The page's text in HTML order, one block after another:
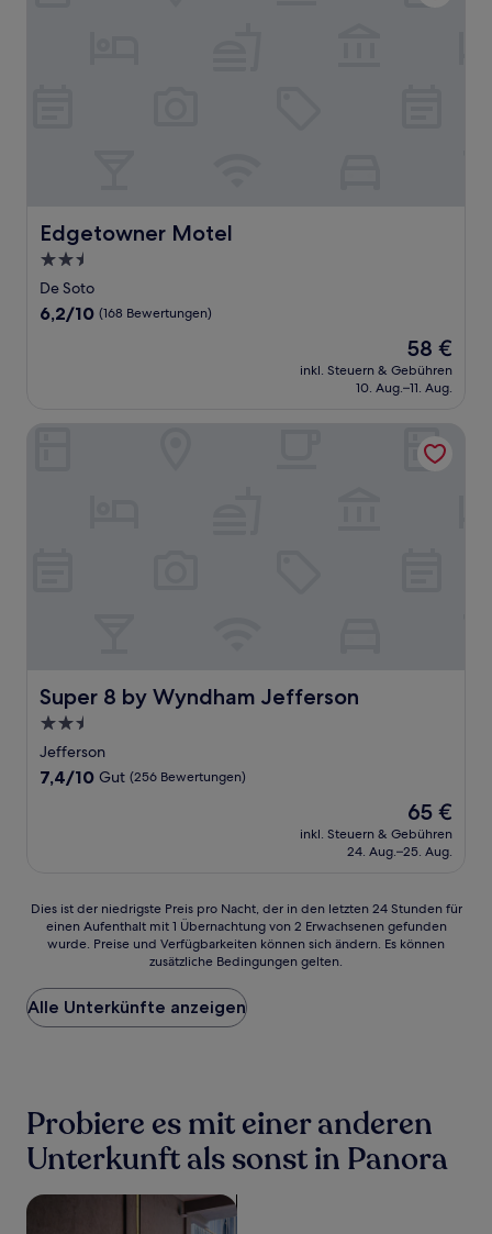
Edgetowner Motel
Edgetowner Motel
2.5-
Sterne-
Unterkunft
De Soto
6.2
6,2/10 (168 Bewertungen)
Der
Preis
beträgt
58 €
inkl. Steuern & Gebühren
10. Aug.–11. Aug.
Super 8 by Wyndham Jefferson
Super 8 by Wyndham Jefferson
2.5-
Sterne-
Unterkunft
Jefferson
7.4
7,4/10 Gut (256 Bewertungen)
Der
Preis
beträgt
65 €
inkl. Steuern & Gebühren
24. Aug.–25. Aug.
Dies
der
Preis
pro
Nacht,
24 Stunden
für
einen
mit
Dies ist der niedrigste Preis pro Nacht, der in den letzten 24 Stunden für
einen Aufenthalt mit 1 Übernachtung von 2 Erwachsenen gefunden
wurde. Preise und Verfügbarkeiten können sich ändern. Es können
zusätzliche Bedingungen gelten.
Alle Unterkünfte anzeigen
Probiere es mit einer anderen
Unterkunft als sonst in Panora
Suche nach haustierfreundlichen Unterkünften